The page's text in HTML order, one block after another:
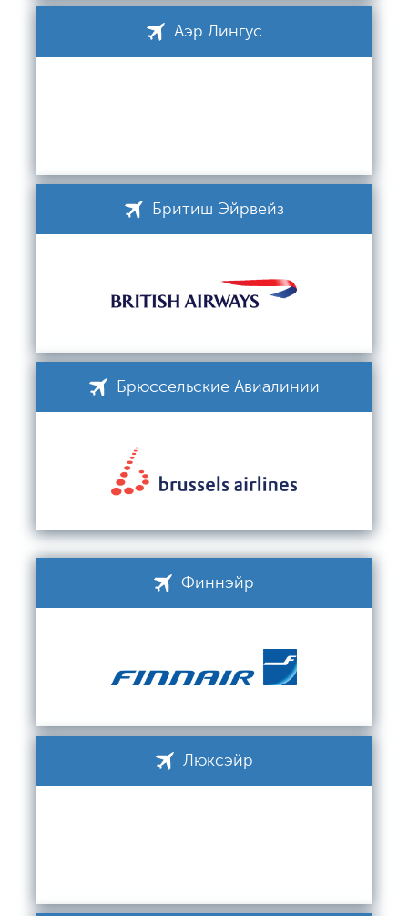
Аэр Лингус
Бритиш Эйрвейз
Брюссельские Авиалинии
Финнэйр
Люксэйр